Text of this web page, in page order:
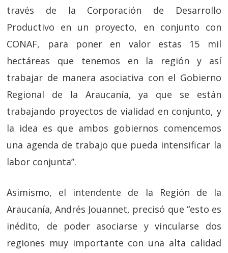
través de la Corporación de Desarrollo
Productivo en un proyecto, en conjunto con
CONAF, para poner en valor estas 15 mil
hectáreas que tenemos en la región y así
trabajar de manera asociativa con el Gobierno
Regional de la Araucanía, ya que se están
trabajando proyectos de vialidad en conjunto, y
la idea es que ambos gobiernos comencemos
una agenda de trabajo que pueda intensificar la
labor conjunta”.
Asimismo, el intendente de la Región de la
Araucanía, Andrés Jouannet, precisó que “esto es
inédito, de poder asociarse y vincularse dos
regiones muy importante con una alta calidad